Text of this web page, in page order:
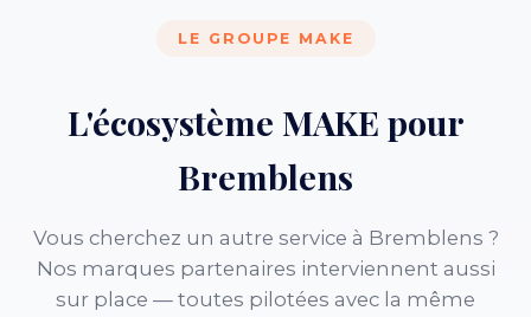
LE GROUPE MAKE
L'écosystème MAKE pour
Bremblens
Vous cherchez un autre service à Bremblens ?
Nos marques partenaires interviennent aussi
sur place — toutes pilotées avec la même